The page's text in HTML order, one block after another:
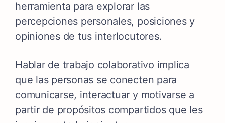
herramienta para explorar las
percepciones personales, posiciones y
opiniones de tus interlocutores.
Hablar de trabajo colaborativo implica
que las personas se conecten para
comunicarse, interactuar y motivarse a
partir de propósitos compartidos que les